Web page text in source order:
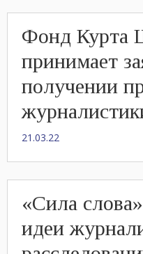
Фонд Курта
принимает
получении
21.03.22
«Сила
идеи